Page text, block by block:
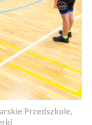
Przedszkole,